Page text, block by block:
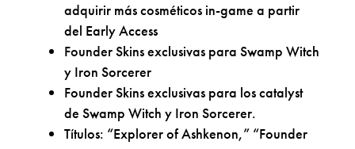
adquirir más cosméticos in-game a partir
del Early Access
Founder Skins exclusivas para Swamp Witch
y Iron Sorcerer
Founder Skins exclusivas para los catalyst
de Swamp Witch y Iron Sorcerer.
Títulos: “Explorer of Ashkenon,” “Founder